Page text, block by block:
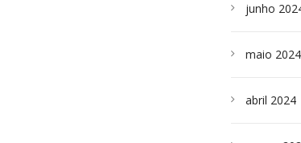
junho
maio 2024
abril 2024